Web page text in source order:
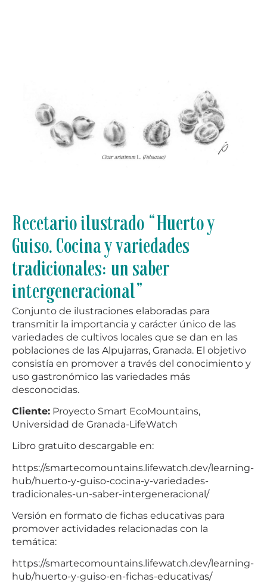
Recetario ilustrado “Huerto y
Guiso. Cocina y variedades
tradicionales: un saber
intergeneracional”
Conjunto de ilustraciones elaboradas para
transmitir la importancia y carácter único de las
variedades de cultivos locales que se dan en las
poblaciones de las Alpujarras, Granada. El objetivo
consistía en promover a través del conocimiento y
uso gastronómico las variedades más
desconocidas.
Cliente: Proyecto Smart EcoMountains,
Universidad de Granada-LifeWatch
Libro gratuito descargable en:
https://smartecomountains.lifewatch.dev/learning-
hub/huerto-y-guiso-cocina-y-variedades-
tradicionales-un-saber-intergeneracional/
Versión en formato de fichas educativas para
promover actividades relacionadas con la
temática:
https://smartecomountains.lifewatch.dev/learning-
hub/huerto-y-guiso-en-fichas-educativas/